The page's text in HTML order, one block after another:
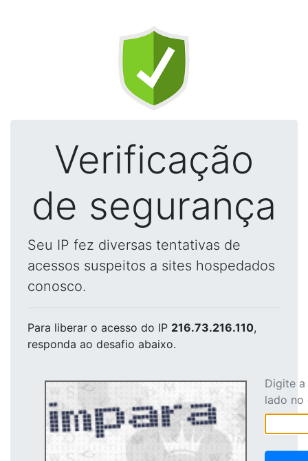
Verificação
de segurança
Seu IP fez diversas tentativas de
acessos suspeitos a sites hospedados
conosco.
Para liberar o acesso do IP 216.73.216.110,
responda ao desafio abaixo.
Digite
lado no